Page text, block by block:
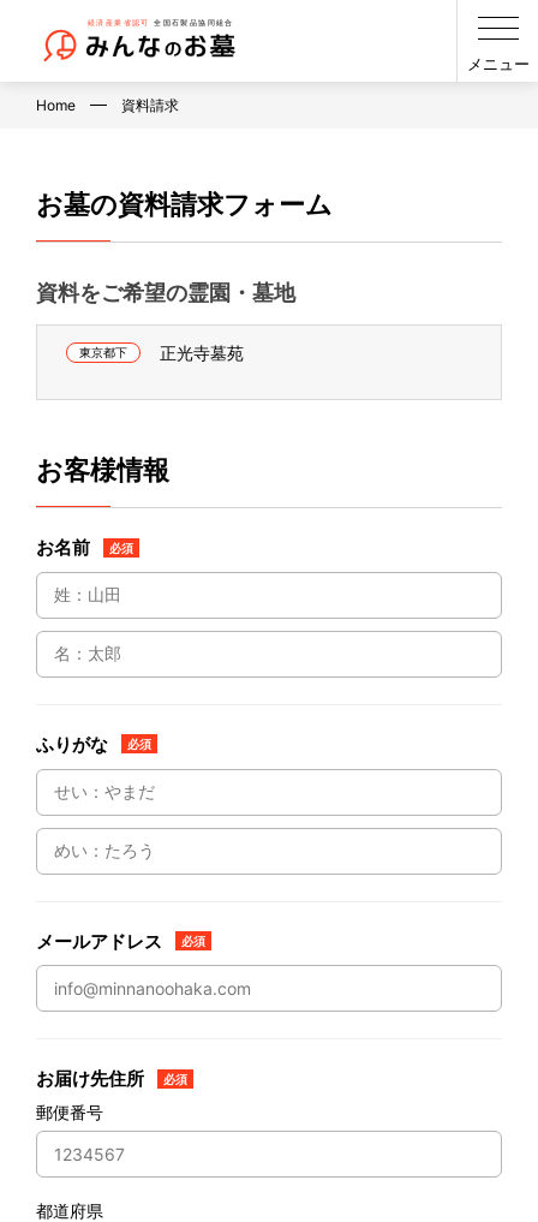
メニュー
Home 資料請求
お墓の資料請求フォーム
資料をご希望の霊園・墓地
東京都下 正光寺墓苑
お客様情報
お名前 必須
ふりがな 必須
メールアドレス 必須
お届け先住所 必須
郵便番号
都道府県